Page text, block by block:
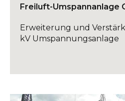
Freiluft-Umspannanlage
Erweiterung und
kV Umspannungsanlage